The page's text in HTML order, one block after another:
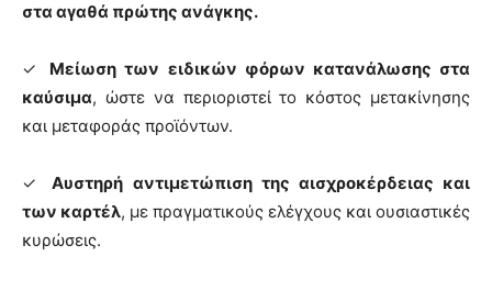
στα αγαθά πρώτης ανάγκης.
✓ Μείωση των ειδικών φόρων κατανάλωσης στα
καύσιμα, ώστε να περιοριστεί το κόστος μετακίνησης
και μεταφοράς προϊόντων.
✓Αυστηρή αντιμετώπιση της αισχροκέρδειας και
των καρτέλ, με πραγματικούς ελέγχους και ουσιαστικές
κυρώσεις.